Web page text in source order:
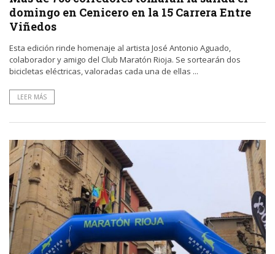
domingo en Cenicero en la 15 Carrera Entre
Viñedos
Esta edición rinde homenaje al artista José Antonio Aguado,
colaborador y amigo del Club Maratón Rioja. Se sortearán dos
bicicletas eléctricas, valoradas cada una de ellas ...
LEER MÁS